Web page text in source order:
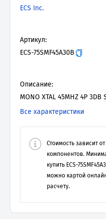
ECS Inc.
Артикул:
ECS-75SMF45A30B
Описание:
MONO XTAL 45MHZ 4P 3DB
Все характеристики
Стоимость зависит
компонентов.
купить ECS-
можно картой
расчету.